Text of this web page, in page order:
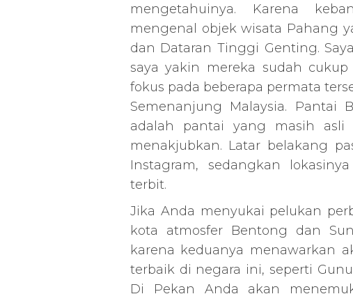
mengetahuinya. Karena
mengenal objek wisata Pahang
dan Dataran Tinggi Genting.
saya yakin mereka sudah
fokus pada beberapa permata
Semenanjung Malaysia. Pantai
adalah pantai yang masih asli
menakjubkan. Latar belakang
Instagram, sedangkan
terbit.
Jika Anda menyukai pelukan
kota atmosfer Bentong dan
karena keduanya menawarkan
terbaik di negara ini, seperti
Di Pekan Anda akan